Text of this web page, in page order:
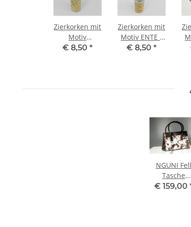
Zierkorken mit
Motiv
WILDSCHWEIN
€ 8,50 *
Zierkorken mit
Motiv ENTE -
Flaschenverschluss
€ 8,50 *
NGUNI Fell
Tasche
Shopper
€ 159,00